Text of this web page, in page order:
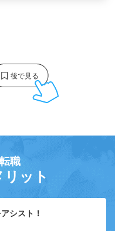
職
ット
シスト！